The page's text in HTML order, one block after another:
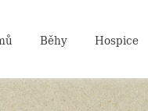
Běhy Hospice